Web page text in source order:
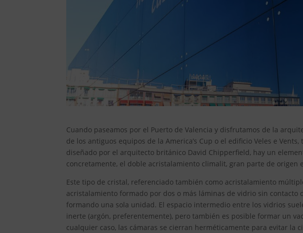
Cuando paseamos por el Puerto de Valencia y disfrutamos de la
de los antiguos equipos de la America’s Cup o el edificio Veles e
diseñado por el arquitecto británico David Chipperfield, hay un
concretamente, el doble acristalamiento climalit, gran parte de origen
Este tipo de cristal, referenciado también como acristalamiento
acristalamiento formado por dos o más láminas de vidrio sin
formando una sola unidad. El espacio intermedio entre los vidrios
inerte (argón, preferentemente), pero también es posible formar un
cualquier caso, las cámaras se cierran herméticamente para evitar la